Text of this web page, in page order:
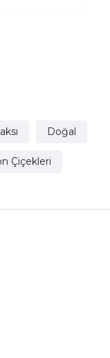
Doğal
Çiçekleri